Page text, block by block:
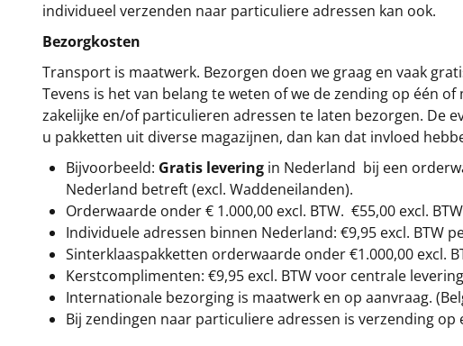
individueel verzenden naar particuliere adressen kan ook.
Bezorgkosten
Transport is maatwerk. Bezorgen doen we graag en vaak
Tevens is het van belang te weten of we de zending op één
zakelijke en/of particulieren adressen te laten bezorgen. De
u pakketten uit diverse magazijnen, dan kan dat invloed
Bijvoorbeeld: Gratis levering in Nederland bij een
Nederland betreft (excl. Waddeneilanden).
Orderwaarde onder € 1.000,00 excl. BTW. €55,00 excl. BTW
Individuele adressen binnen Nederland: €9,95 excl. BTW
Sinterklaaspakketten orderwaarde onder €1.000,00 excl.
Kerstcomplimenten: €9,95 excl. BTW voor centrale
Internationale bezorging is maatwerk en op aanvraag.
Bij zendingen naar particuliere adressen is verzending